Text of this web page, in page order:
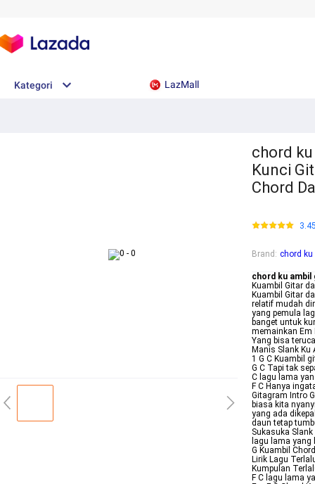
Kategori LazMall
chord
Kunci
Chord
Brand : chord
chord ku ambil
Kuambil Gitar
Kuambil Gitar
relatif mudah
yang pemula
banget untuk
memainkan Em
Yang bisa
Manis Slank Ku
1 G C Kuambil
G C Tapi tak
C lagu lama
F C Hanya
Gitagram Intro
biasa kita
yang ada
daun tetap
Sukasuka Slank
lagu lama yang
G Kuambil
Lirik Lagu
Kumpulan
F C lagu lama